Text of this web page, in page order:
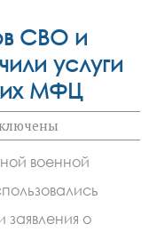
СВО и
услуги
МФЦ
военной
о